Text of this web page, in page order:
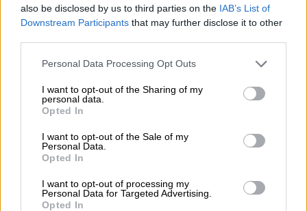
also be disclosed by us to third parties on the IAB’s List of
Downstream Participants that may further disclose it to other
Personal Data Processing Opt Outs
I want to opt-out of the Sharing of my
personal data.
Opted In
I want to opt-out of the Sale of my
Personal Data.
Opted In
I want to opt-out of processing my
Personal Data for Targeted Advertising.
Opted In
NOTICIAS RELACIONADAS